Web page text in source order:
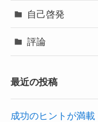
自己啓発
評論
最近の投稿
成功のヒントが満